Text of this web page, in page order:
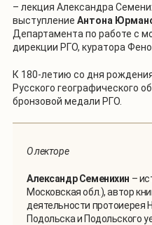
– лекция Александра
выступление Антона
Департамента по работе с
дирекции РГО, куратора
К 180-летию со дня
Русского географического
бронзовой медали РГО.
О лекторе
Александр Семенихин –
Московская обл.), автор
деятельности протоиерея
Подольска и Подольского